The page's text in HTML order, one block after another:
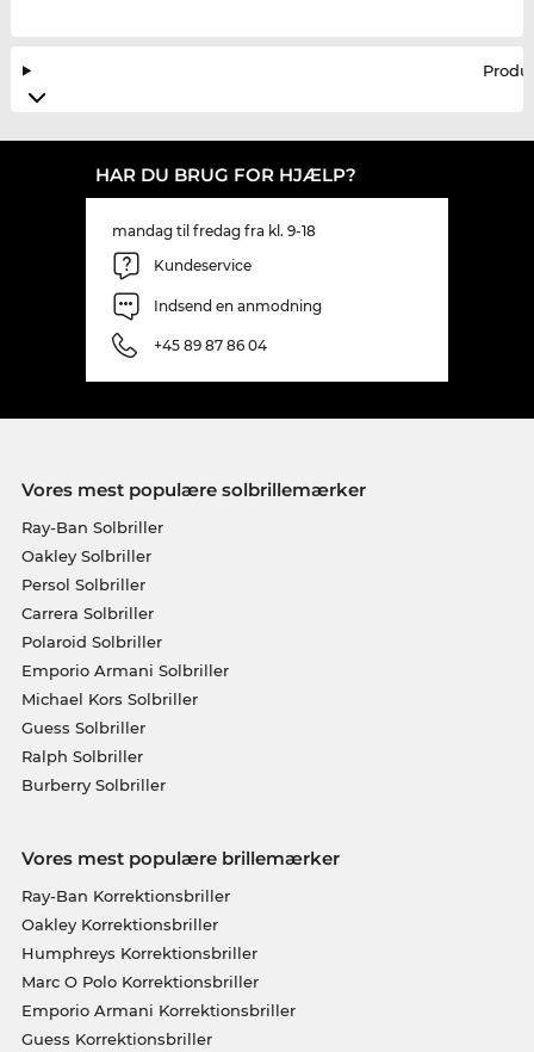
HAR DU BRUG FOR HJÆLP?
mandag til fredag fra kl. 9-18
Kundeservice
Indsend en anmodning
+45 89 87 86 04
Vores mest populære solbrillemærker
Ray-Ban Solbriller
Oakley Solbriller
Persol Solbriller
Carrera Solbriller
Polaroid Solbriller
Emporio Armani Solbriller
Michael Kors Solbriller
Guess Solbriller
Ralph Solbriller
Burberry Solbriller
Vores mest populære brillemærker
Ray-Ban Korrektionsbriller
Oakley Korrektionsbriller
Humphreys Korrektionsbriller
Marc O Polo Korrektionsbriller
Emporio Armani Korrektionsbriller
Guess Korrektionsbriller